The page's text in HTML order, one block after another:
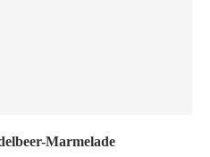
Marmelade